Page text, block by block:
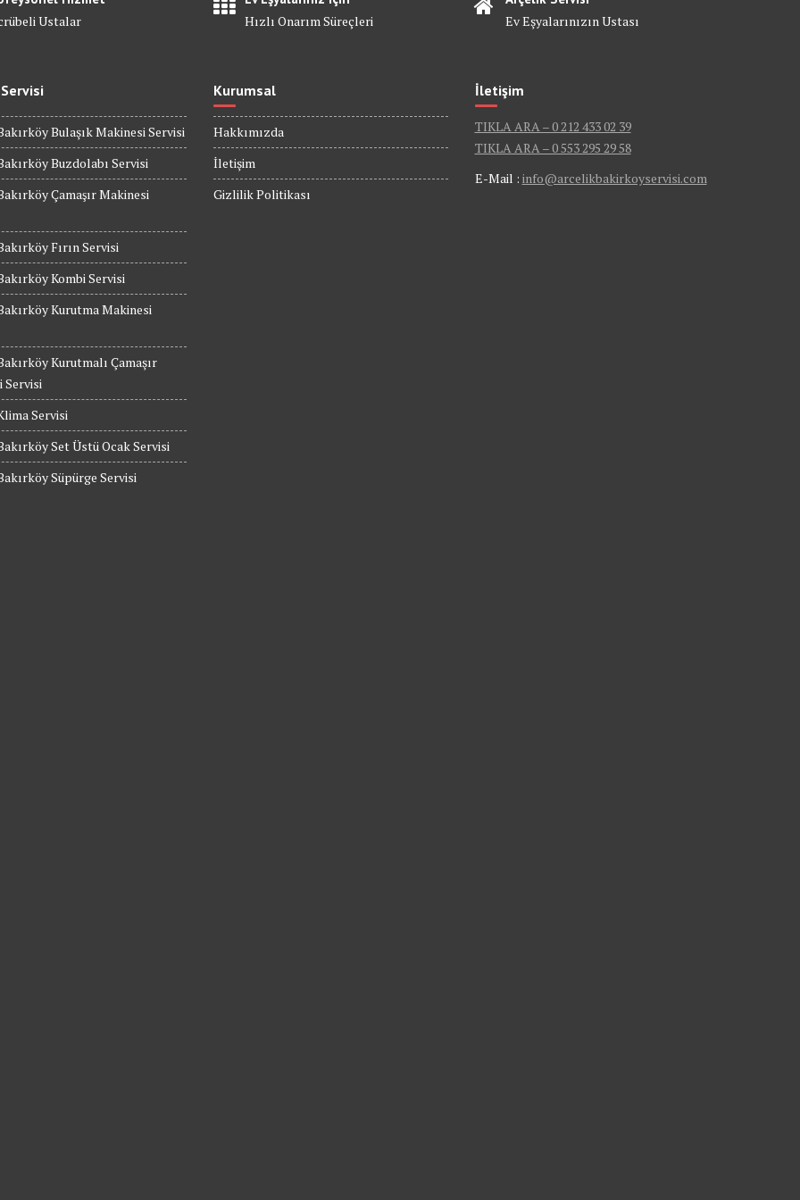
Ustalar
Hızlı Onarım Süreçleri
Ev Eşyalarınızın Ustası
Bulaşık Makinesi Servisi
Buzdolabı Servisi
Çamaşır Makinesi
Fırın Servisi
Kombi Servisi
Kurutma Makinesi
Kurutmalı Çamaşır
Servisi
Servisi
Set Üstü Ocak Servisi
Süpürge Servisi
Kurumsal
Hakkımızda
İletişim
Gizlilik Politikası
İletişim
TIKLA ARA – 0 212 433 02 39
TIKLA ARA – 0 553 295 29 58
E-Mail : info@arcelikbakirkoyservisi.com